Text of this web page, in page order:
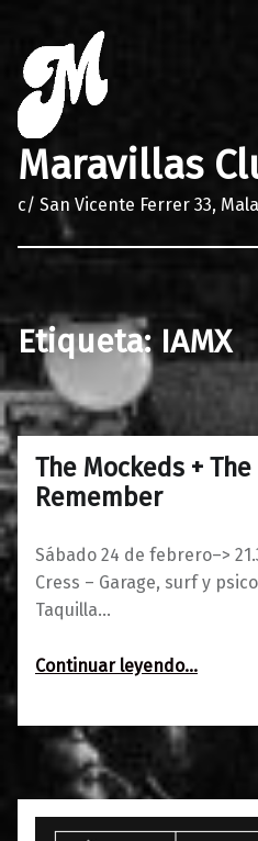
Maravillas
c/ San Vicente Ferrer 33,
Etiqueta: IAMX
The Mockeds +
Remember
Sábado 24 de febrero–>
Cress – Garage, surf y
Taquilla…
Continuar leyendo“The Mockeds + The Cress /
…
19/02/20180
Maravillas